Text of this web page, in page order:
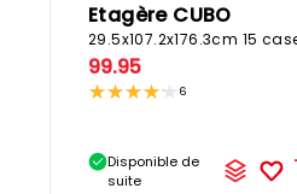
Etagère CUBO
99.95
6
Disponible de
suite